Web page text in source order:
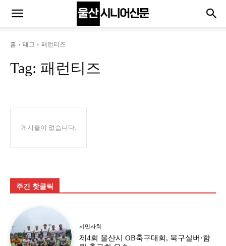
홈 태그 패런티즈
Tag: 패런티즈
게시물이 없습니다.
주간 핫클릭
시민사회
제4회 울산시 OB축구대회, 북구실버·함